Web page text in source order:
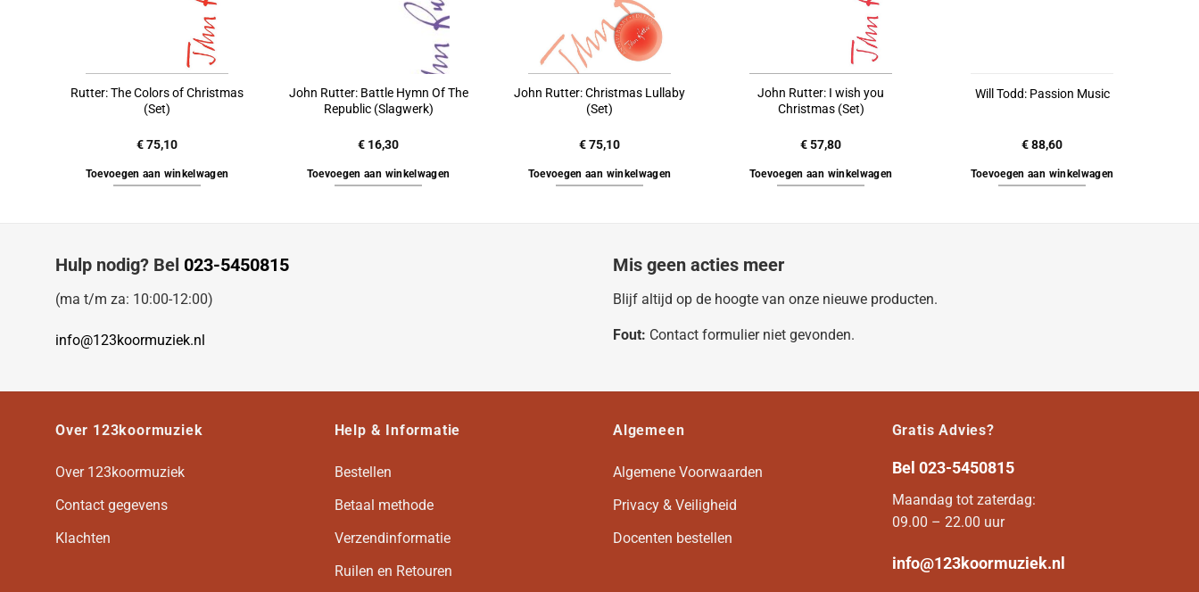
Rutter: The Colors of Christmas
(Set)
€75,10
Toevoegen aan winkelwagen
John Rutter: Battle Hymn Of The
Republic (Slagwerk)
€ 16,30
Toevoegen aan winkelwagen
John Rutter: Christmas Lullaby
(Set)
€75,10
Toevoegen aan winkelwagen
John Rutter: I wish you
Christmas (Set)
€57,80
Toevoegen aan winkelwagen
Will Todd: Passion Music
€88,60
Toevoegen aan winkelwagen
Hulp nodig? Bel 023-5450815
(ma t/m za: 10:00-12:00)
info@123koormuziek.nl
Mis geen acties meer
Blijf altijd op de hoogte van onze nieuwe producten.
Fout: Contact formulier niet gevonden.
Over 123koormuziek
Over 123koormuziek
Contact gegevens
Klachten
Help & Informatie
Bestellen
Betaal methode
Verzendinformatie
Ruilen en Retouren
Algemeen
Algemene Voorwaarden
Privacy & Veiligheid
Docenten bestellen
Gratis Advies?
Bel 023-5450815
Maandag tot zaterdag:
09.00 – 22.00 uur
info@123koormuziek.nl